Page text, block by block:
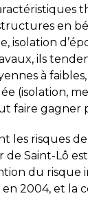
en
isolation
ils
à
(isolation,
faire gagner
les risques
de Saint-Lô
du risque
2004, et la